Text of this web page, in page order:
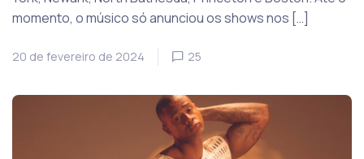
momento, o músico só anunciou os shows nos […]
20 de fevereiro de 2024 25